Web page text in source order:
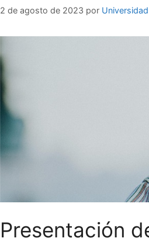
2 de agosto de 2023 por
Presentación